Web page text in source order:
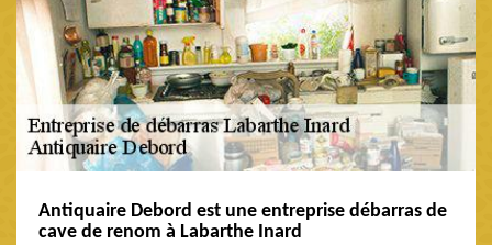
Antiquaire Debord est une entreprise débarras de
cave de renom à Labarthe Inard